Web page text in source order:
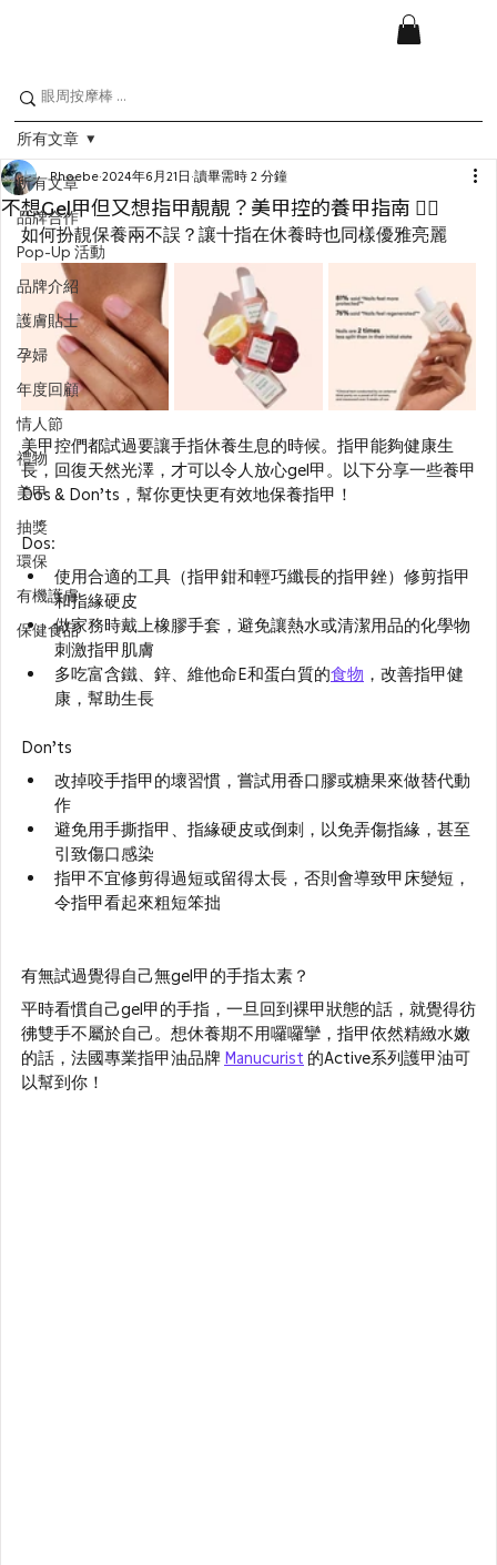
所有文章
品牌合作
Pop-Up 活動
品牌介紹
護膚貼士
孕婦
年度回顧
情人節
禮物
美甲
抽獎
環保
有機護膚
保健食品
所有文章
不想Gel甲但又想指甲靚靚？美甲控的養甲指南 🧚‍♀️
Phoebe2024年6月21日 讀畢需時 2 分鐘
如何扮靚保養兩不誤？讓十指在休養時也同樣優雅亮麗
美甲控們都試過要讓手指休養生息的時候。指甲能夠健康生
長，回復天然光澤，才可以令人放心gel甲。以下分享一些養甲
Dos & Don’ts，幫你更快更有效地保養指甲！
Dos:
使用合適的工具（指甲鉗和輕巧纖長的指甲銼）修剪指甲
和指緣硬皮
做家務時戴上橡膠手套，避免讓熱水或清潔用品的化學物
刺激指甲肌膚
多吃富含鐵、鋅、維他命E和蛋白質的食物 ，改善指甲健
康，幫助生長
Don’ts
改掉咬手指甲的壞習慣，嘗試用香口膠或糖果來做替代動
作
避免用手撕指甲、指緣硬皮或倒刺，以免弄傷指緣，甚至
引致傷口感染
指甲不宜修剪得過短或留得太長，否則會導致甲床變短，
令指甲看起來粗短笨拙
有無試過覺得自己無gel甲的手指太素？
平時看慣自己gel甲的手指，一旦回到裸甲狀態的話，就覺得彷
彿雙手不屬於自己。想休養期不用囉囉攣，指甲依然精緻水嫩
的話，法國專業指甲油品牌 Manucurist 的Active系列護甲油可
以幫到你！